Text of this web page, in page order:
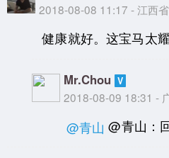
2018-08-08 11:17 - 江西
健康就好。这宝马太
Mr.Chou
2018-08-09 18:31 -
@青山 @青山：